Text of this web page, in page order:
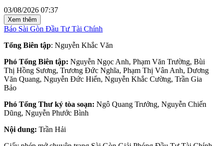
03/08/2026 07:37
Xem thêm
Báo Sài Gòn Đầu Tư Tài Chính
Tổng Biên tập: Nguyễn Khắc Văn
Phó Tổng Biên tập: Nguyễn Ngọc Anh, Phạm Văn Trường, Bùi
Thị Hồng Sương, Trương Đức Nghĩa, Phạm Thị Vân Anh, Dương
Văn Quang, Nguyễn Đức Hiển, Nguyễn Khắc Cường, Trần Gia
Bảo
Phó Tổng Thư ký tòa soạn: Ngô Quang Trưởng, Nguyễn Chiến
Dũng, Nguyễn Phước Bình
Nội dung: Trần Hải